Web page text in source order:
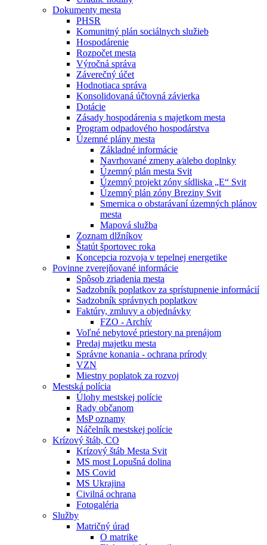
Dokumenty mesta
PHSR
Komunitný plán sociálnych služieb
Hospodárenie
Rozpočet mesta
Výročná správa
Záverečný účet
Hodnotiaca správa
Konsolidovaná účtovná závierka
Dotácie
Zásady hospodárenia s majetkom mesta
Program odpadového hospodárstva
Územné plány mesta
Základné informácie
Navrhované zmeny a⁄alebo doplnky
Územný plán mesta Svit
Územný projekt zóny sídliska „E“ Svit
Územný plán zóny Breziny Svit
Smernica o obstarávaní územných plánov
mesta
Mapová služba
Zoznam dlžníkov
Štatút športovec roka
Koncepcia rozvoja v tepelnej energetike
Povinne zverejňované informácie
Spôsob zriadenia mesta
Sadzobník poplatkov za sprístupnenie informácií
Sadzobník správnych poplatkov
Faktúry, zmluvy a objednávky
FZO - Archív
Voľné nebytové priestory na prenájom
Predaj majetku mesta
Správne konania - ochrana prírody
VZN
Miestny poplatok za rozvoj
Mestská polícia
Úlohy mestskej polície
Rady občanom
MsP oznamy
Náčelník mestskej polície
Krízový štáb, CO
Krízový štáb Mesta Svit
MS most Lopušná dolina
MS Covid
MS Ukrajina
Civilná ochrana
Fotogaléria
Služby
Matričný úrad
O matrike